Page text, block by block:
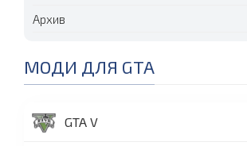
Архив
МОДИ ДЛЯ GTA
GTA V